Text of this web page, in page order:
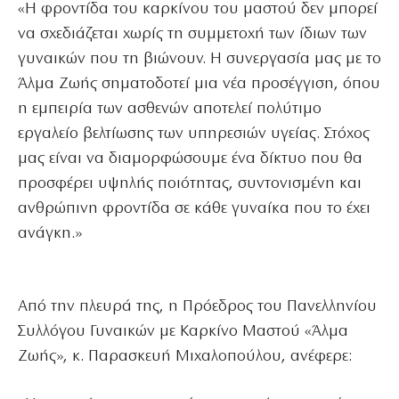
«Η φροντίδα του καρκίνου του μαστού δεν μπορεί
να σχεδιάζεται χωρίς τη συμμετοχή των ίδιων των
γυναικών που τη βιώνουν. Η συνεργασία μας με το
Άλμα Ζωής σηματοδοτεί μια νέα προσέγγιση, όπου
η εμπειρία των ασθενών αποτελεί πολύτιμο
εργαλείο βελτίωσης των υπηρεσιών υγείας. Στόχος
μας είναι να διαμορφώσουμε ένα δίκτυο που θα
προσφέρει υψηλής ποιότητας, συντονισμένη και
ανθρώπινη φροντίδα σε κάθε γυναίκα που το έχει
ανάγκη.»
Από την πλευρά της, η Πρόεδρος του Πανελληνίου
Συλλόγου Γυναικών με Καρκίνο Μαστού «Άλμα
Ζωής», κ. Παρασκευή Μιχαλοπούλου, ανέφερε: